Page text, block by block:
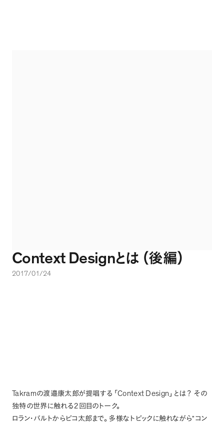
Context Designとは （後編）
2017/01/24
Takramの渡邉康太郎が提唱する 「 Context Design 」 とは ？ その
独特の世界に触れる２回目のトーク。
ロラン・バルトからピコ太郎まで。 多様なトピックに触れながら”コン